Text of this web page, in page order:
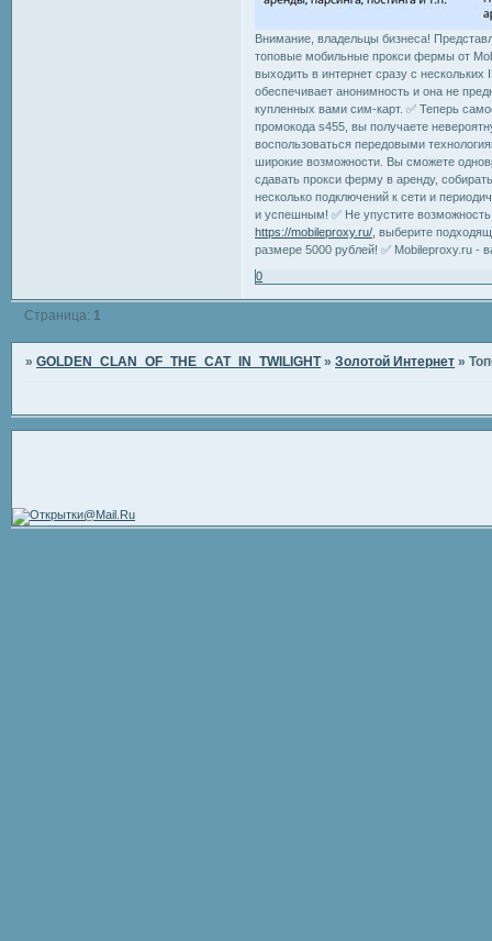
Внимание, владельцы бизнеса!
топовые мобильные прокси фермы от
выходить в интернет сразу с
обеспечивает анонимность и она не
купленных вами сим-карт. ✅ Теперь
промокода s455, вы получаете
воспользоваться передовыми
широкие возможности. Вы сможете
сдавать прокси ферму в аренду,
несколько подключений к сети и
и успешным! ✅ Не упустите
https://mobileproxy.ru/, выберите
размере 5000 рублей! ✅ Mobileproxy.ru -
0
Страница: 1
»GOLDEN_CLAN_OF_THE_CAT_IN_TWILIGHT »Золотой Интернет »